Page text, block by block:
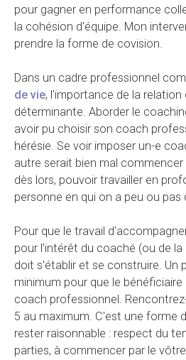
pour gagner en performance
la cohésion d'équipe. Mon
prendre la forme de covision.
Dans un cadre professionnel
de vie, l'importance de la
déterminante. Aborder le
avoir pu choisir son coach
hérésie. Se voir imposer un-e
autre serait bien mal
dès lors, pouvoir travailler en
personne en qui on a peu ou pas
Pour que le travail
pour l'intérêt du coaché (ou de
doit s'établir et se construire. Un
minimum pour que le
coach professionnel.
5 au maximum. C'est une forme
rester raisonnable : respect du
parties, à commencer par le